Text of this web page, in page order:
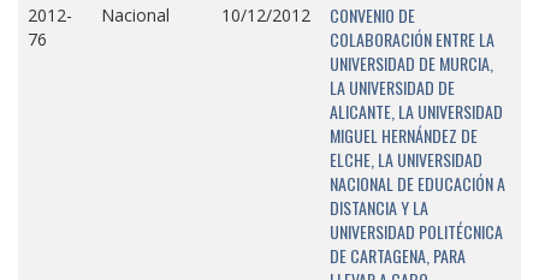
2012-
76
Nacional 10/12/2012
CONVENIO DE
COLABORACIÓN ENTRE LA
UNIVERSIDAD DE MURCIA,
LA UNIVERSIDAD DE
ALICANTE, LA UNIVERSIDAD
MIGUEL HERNÁNDEZ DE
ELCHE, LA UNIVERSIDAD
NACIONAL DE EDUCACIÓN A
DISTANCIA Y LA
UNIVERSIDAD POLITÉCNICA
DE CARTAGENA, PARA